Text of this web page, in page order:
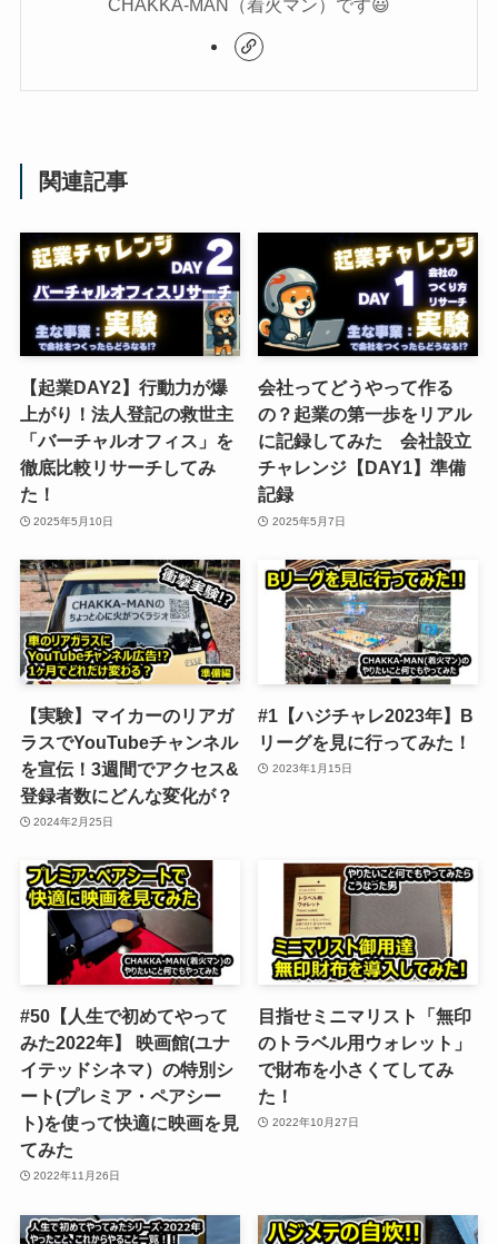
CHAKKA-MAN（着火マン）です😃
関連記事
【起業DAY2】行動力が爆
上がり！法人登記の救世主
「バーチャルオフィス」を
徹底比較リサーチしてみ
た！
2025年5月10日
会社ってどうやって作る
の？起業の第一歩をリアル
に記録してみた 会社設立
チャレンジ【DAY1】準備
記録
2025年5月7日
【実験】マイカーのリアガ
ラスでYouTubeチャンネル
を宣伝！3週間でアクセス&
登録者数にどんな変化が？
2024年2月25日
#1【ハジチャレ2023年】B
リーグを見に行ってみた！
2023年1月15日
#50【人生で初めてやって
みた2022年】 映画館(ユナ
イテッドシネマ）の特別シ
ート(プレミア・ペアシー
ト)を使って快適に映画を見
てみた
2022年11月26日
目指せミニマリスト「無印
のトラベル用ウォレット」
で財布を小さくてしてみ
た！
2022年10月27日